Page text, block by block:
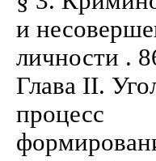
и
личности .
Глава II.
процесс